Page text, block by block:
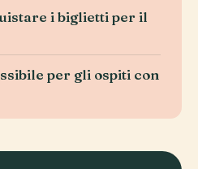
i biglietti per il
per gli ospiti con